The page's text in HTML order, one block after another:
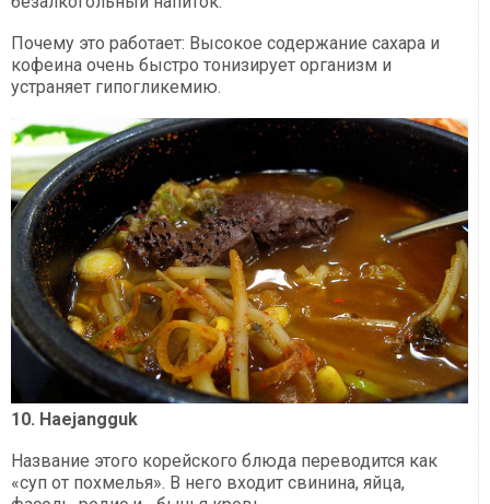
Почему это работает: Высокое содержание сахара и
кофеина очень быстро тонизирует организм и
устраняет гипогликемию.
10. Haejangguk
Название этого корейского блюда переводится как
«суп от похмелья». В него входит свинина, яйца,